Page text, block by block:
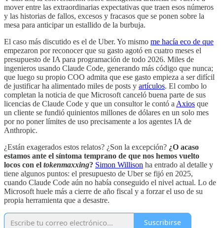
mover entre las extraordinarias expectativas que traen esos números
y las historias de fallos, excesos y fracasos que se ponen sobre la
mesa para anticipar un estallido de la burbuja.
El caso más discutido es el de Uber. Yo mismo me hacía eco de que
empezaron por reconocer que su gasto agotó en cuatro meses el
presupuesto de IA para programación de todo 2026. Miles de
ingenieros usando Claude Code, generando más código que nunca;
que luego su propio COO admita que ese gasto empieza a ser difícil
de justificar ha alimentado miles de posts y artículos. El combo lo
completan la noticia de que Microsoft canceló buena parte de sus
licencias de Claude Code y que un consultor le contó a Axios que
un cliente se fundió quinientos millones de dólares en un solo mes
por no poner límites de uso precisamente a los agentes IA de
Anthropic.
¿Están exagerados estos relatos? ¿Son la excepción? ¿O acaso
estamos ante el síntoma temprano de que nos hemos vuelto
locos con el tokenmaxxing? Simon Willison ha entrado al detalle y
tiene algunos puntos: el presupuesto de Uber se fijó en 2025,
cuando Claude Code aún no había conseguido el nivel actual. Lo de
Microsoft huele más a cierre de año fiscal y a forzar el uso de su
propia herramienta que a desastre.
Suscribirse